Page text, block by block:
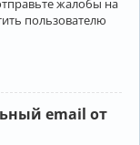
пользователю
email от